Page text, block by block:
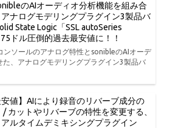
のAIオーディオ分析機能を組み合
ナログモデリングプラグイン3製品バ
State Logic「SSL autoSeries
ドル圧倒的過去最安値に！！
ンソールのアナログ特性とsonibleのAIオーデ
た、アナログモデリングプラグイン3製品バ
安値】AIにより録音のリバーブ成分の
/ カットやリバーブの特性を変更する、
ルタイムデミキシングプラグイン